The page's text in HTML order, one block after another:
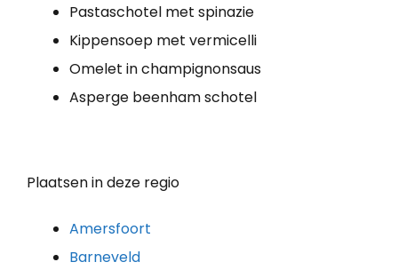
Pastaschotel met spinazie
Kippensoep met vermicelli
Omelet in champignonsaus
Asperge beenham schotel
Plaatsen in deze regio
Amersfoort
Barneveld